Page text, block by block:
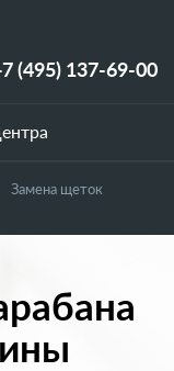
(495) 137-69-00
Замена щеток